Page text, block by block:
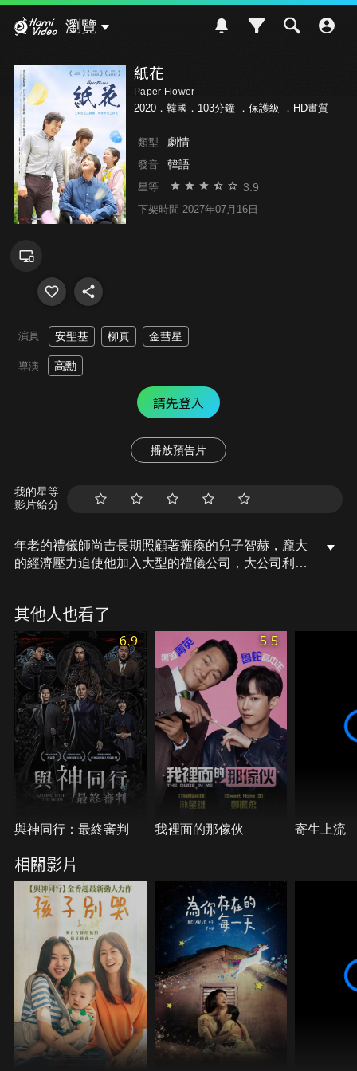
瀏覽
紙花
Paper Flower
2020．韓國．103分鐘 ． 保護級 ．HD畫質
類型 劇情
發音 韓語
星等 3.9
下架時間 2027年07月16日
演員 安聖基 柳真 金彗星
導演 高勳
請先登入
播放預告片
我的星等
影片給分
年老的禮儀師尚吉長期照顧著癱瘓的兒子智赫，龐大
的經濟壓力迫使他加入大型的禮儀公司，大公司利字
而當起智赫的看護，樂觀開朗的母女倆為智赫和尚吉
帶來一線曙光，然而，溫馨的日子卻在不速之客的到
來後破滅…。
其他人也看了
6.9
與神同行：最終審判
5.5
我裡面的那傢伙 寄生上流
相關影片